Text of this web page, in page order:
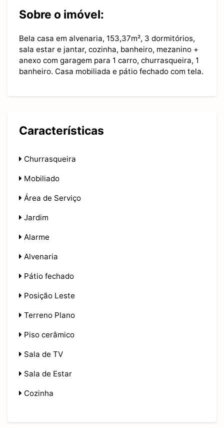
Sobre o imóvel:
Bela casa em alvenaria, 153,37m², 3 dormitórios,
sala estar e jantar, cozinha, banheiro, mezanino +
anexo com garagem para 1 carro, churrasqueira, 1
banheiro. Casa mobiliada e pátio fechado com tela.
Características
Churrasqueira
Mobiliado
Área de Serviço
Jardim
Alarme
Alvenaria
Pátio fechado
Posição Leste
Terreno Plano
Piso cerâmico
Sala de TV
Sala de Estar
Cozinha